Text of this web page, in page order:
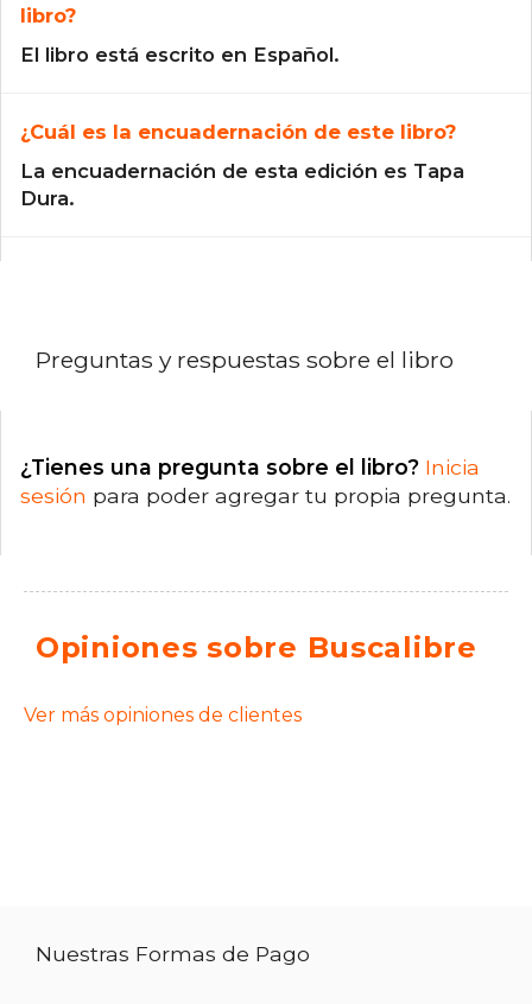
libro?
El libro está escrito en Español.
¿Cuál es la encuadernación de este libro?
La encuadernación de esta edición es Tapa
Dura.
Preguntas y respuestas sobre el libro
¿Tienes una pregunta sobre el libro? Inicia
sesión para poder agregar tu propia pregunta.
Opiniones sobre Buscalibre
Ver más opiniones de clientes
Nuestras Formas de Pago